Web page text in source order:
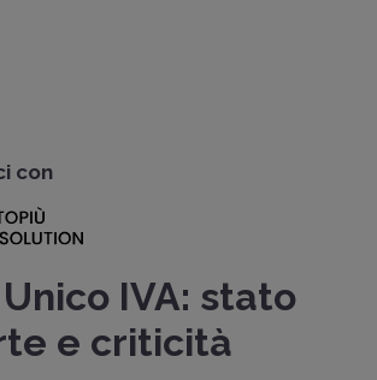
con
IVA: stato
e criticità